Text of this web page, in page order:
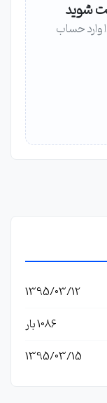
شوید
وارد حساب
1395/03/12
1086 بار
1395/03/15